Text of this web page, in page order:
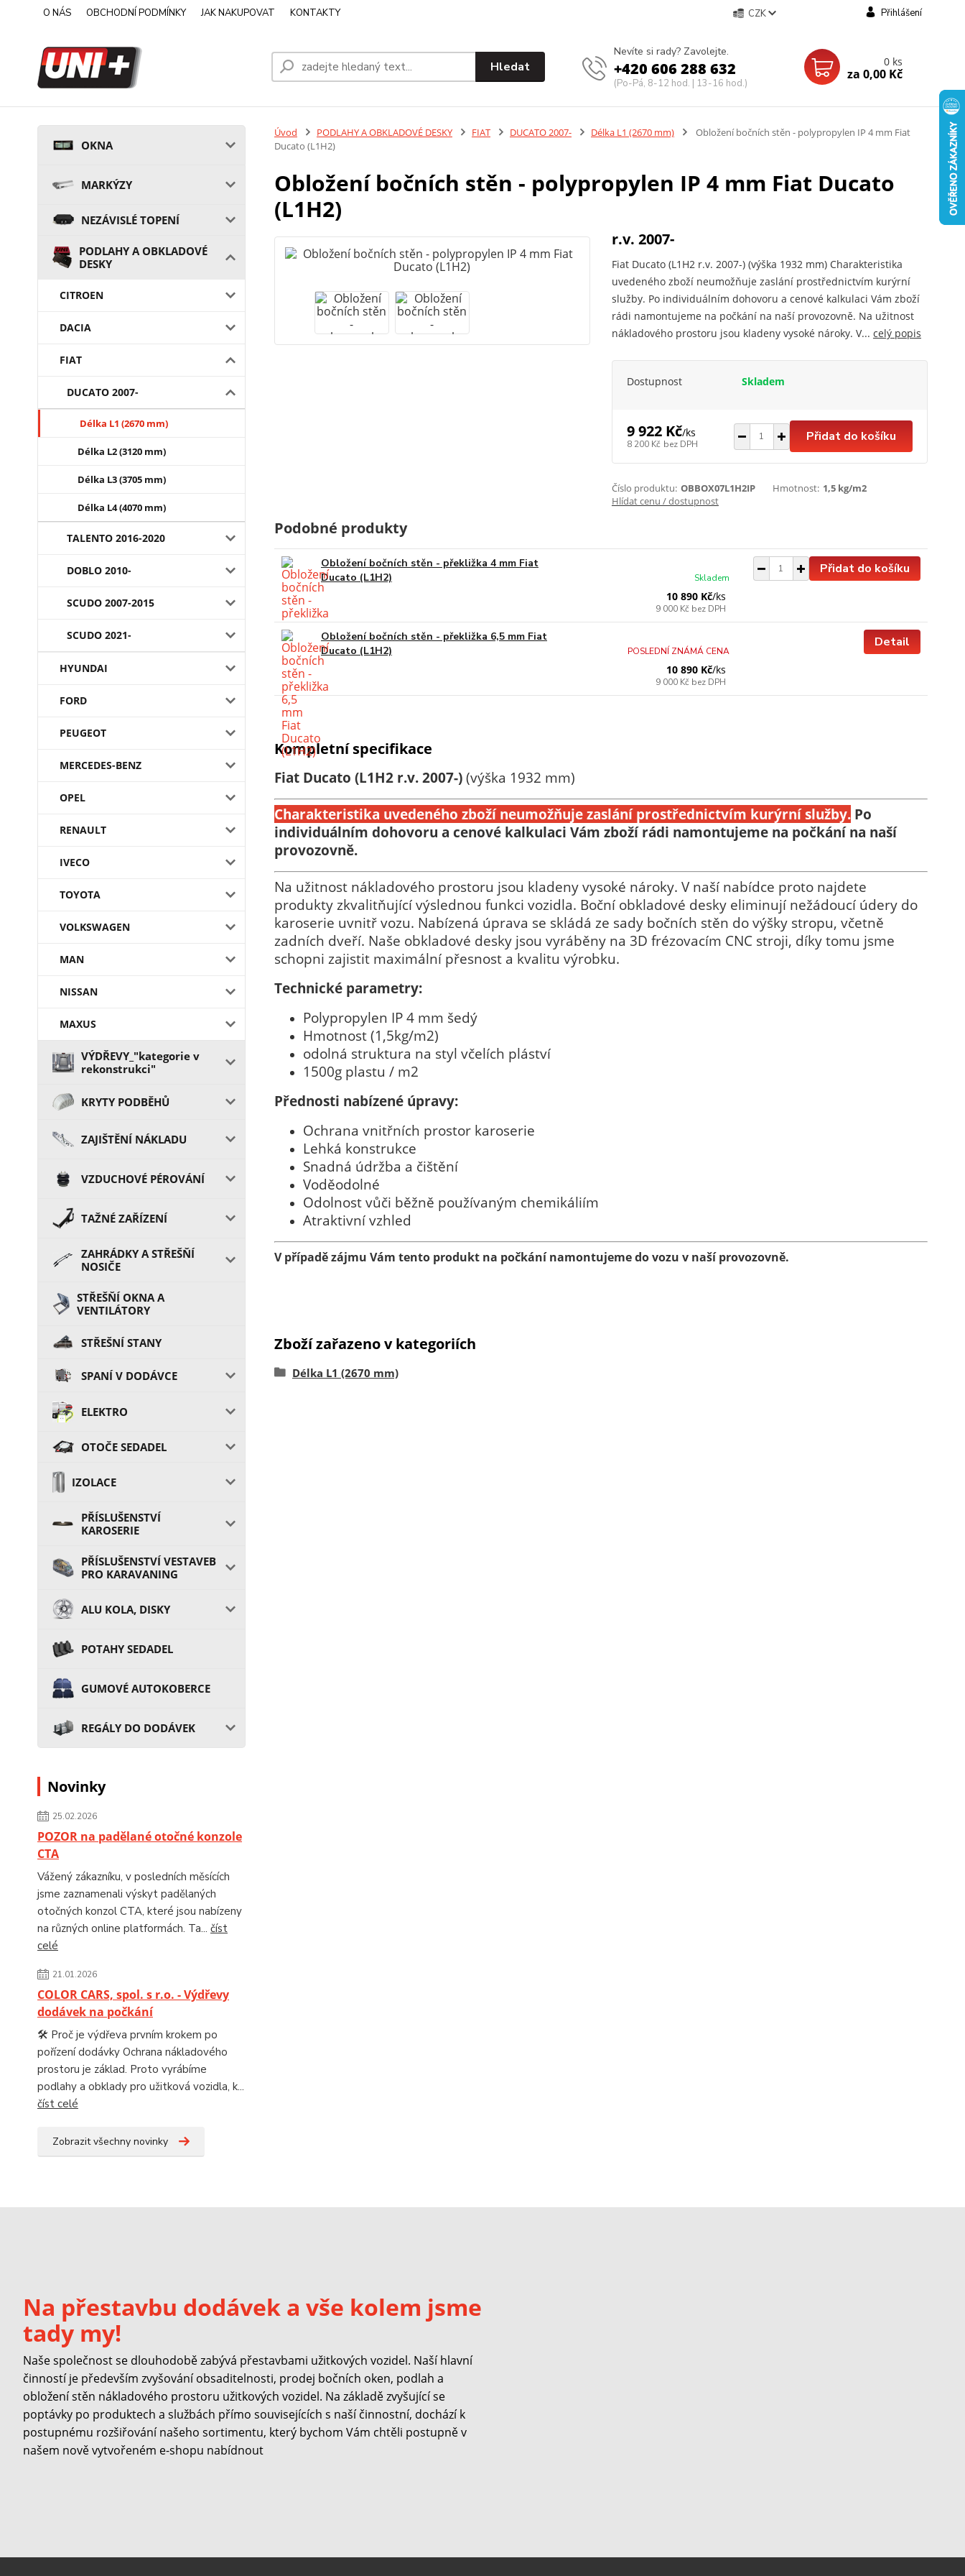
O NÁS OBCHODNÍ PODMÍNKY JAK NAKUPOVAT KONTAKTY CZK Přihlášení
Hledat
Nevíte si rady? Zavolejte.
+420 606 288 632
(Po-Pá, 8-12 hod. | 13-16 hod.)
0 ks
za 0,00 Kč
OKNA
MARKÝZY
NEZÁVISLÉ TOPENÍ
PODLAHY A OBKLADOVÉ
DESKY
CITROEN
DACIA
FIAT
DUCATO 2007-
Délka L1 (2670 mm)
Délka L2 (3120 mm)
Délka L3 (3705 mm)
Délka L4 (4070 mm)
TALENTO 2016-2020
DOBLO 2010-
SCUDO 2007-2015
SCUDO 2021-
HYUNDAI
FORD
PEUGEOT
MERCEDES-BENZ
OPEL
RENAULT
IVECO
TOYOTA
VOLKSWAGEN
MAN
NISSAN
MAXUS
VÝDŘEVY_"kategorie v
rekonstrukci"
KRYTY PODBĚHŮ
ZAJIŠTĚNÍ NÁKLADU
VZDUCHOVÉ PÉROVÁNÍ
TAŽNÉ ZAŘÍZENÍ
ZAHRÁDKY A STŘEŠŇÍ
NOSIČE
STŘEŠŇÍ OKNA A
VENTILÁTORY
STŘEŠNÍ STANY
SPANÍ V DODÁVCE
ELEKTRO
OTOČE SEDADEL
IZOLACE
PŘÍSLUŠENSTVÍ
KAROSERIE
PŘÍSLUŠENSTVÍ VESTAVEB
PRO KARAVANING
ALU KOLA, DISKY
POTAHY SEDADEL
GUMOVÉ AUTOKOBERCE
REGÁLY DO DODÁVEK
Novinky
25.02.2026
POZOR na padělané otočné konzole
CTA
Vážený zákazníku, v posledních měsících
jsme zaznamenali výskyt padělaných
otočných konzol CTA, které jsou nabízeny
na různých online platformách. Ta... číst
celé
21.01.2026
COLOR CARS, spol. s r.o. - Výdřevy
dodávek na počkání
🛠️ Proč je výdřeva prvním krokem po
pořízení dodávky Ochrana nákladového
prostoru je základ. Proto vyrábíme
podlahy a obklady pro užitková vozidla, k...
číst celé
Zobrazit všechny novinky
Úvod PODLAHY A OBKLADOVÉ DESKY FIAT DUCATO 2007- Délka L1 (2670 mm)
Obložení bočních stěn - polypropylen IP 4 mm Fiat
Ducato (L1H2)
Obložení bočních stěn - polypropylen IP 4 mm Fiat Ducato
(L1H2)
r.v. 2007-
Fiat Ducato (L1H2 r.v. 2007-) (výška 1932 mm) Charakteristika
uvedeného zboží neumožňuje zaslání prostřednictvím kurýrní
služby. Po individuálním dohovoru a cenové kalkulaci Vám zboží
rádi namontujeme na počkání na naší provozovně. Na užitnost
nákladového prostoru jsou kladeny vysoké nároky. V... celý popis
Dostupnost Skladem
9 922 Kč/ks
8 200 Kč bez DPH Přidat do košíku
Číslo produktu: OBBOX07L1H2IP Hmotnost: 1,5 kg/m2
Hlídat cenu / dostupnost
Podobné produkty
Obložení bočních stěn - překližka 4 mm Fiat
Ducato (L1H2)
10 890 Kč/ks
9 000 Kč bez DPH
Skladem
Přidat do košíku
Obložení bočních stěn - překližka 6,5 mm Fiat
Ducato (L1H2)
10 890 Kč/ks
9 000 Kč bez DPH
POSLEDNÍ ZNÁMÁ CENA
Detail
Kompletní specifikace
Fiat Ducato (L1H2 r.v. 2007-) (výška 1932 mm)
Charakteristika uvedeného zboží neumožňuje zaslání prostřednictvím kurýrní služby.Po
individuálním dohovoru a cenové kalkulaci Vám zboží rádi namontujeme na počkání na naší
provozovně.
Na užitnost nákladového prostoru jsou kladeny vysoké nároky. V naší nabídce proto najdete
produkty zkvalitňující výslednou funkci vozidla. Boční obkladové desky eliminují nežádoucí údery do
karoserie uvnitř vozu. Nabízená úprava se skládá ze sady bočních stěn do výšky stropu, včetně
zadních dveří. Naše obkladové desky jsou vyráběny na 3D frézovacím CNC stroji, díky tomu jsme
schopni zajistit maximální přesnost a kvalitu výrobku.
Technické parametry:
Polypropylen IP 4 mm šedý
Hmotnost (1,5kg/m2)
odolná struktura na styl včelích pláství
1500g plastu / m2
Přednosti nabízené úpravy:
Ochrana vnitřních prostor karoserie
Lehká konstrukce
Snadná údržba a čištění
Voděodolné
Odolnost vůči běžně používaným chemikáliím
Atraktivní vzhled
V případě zájmu Vám tento produkt na počkání namontujeme do vozu v naší provozovně.
Zboží zařazeno v kategoriích
Délka L1 (2670 mm)
Na přestavbu dodávek a vše kolem jsme
tady my!
Naše společnost se dlouhodobě zabývá přestavbami užitkových vozidel. Naší hlavní
činností je především zvyšování obsaditelnosti, prodej bočních oken, podlah a
obložení stěn nákladového prostoru užitkových vozidel. Na základě zvyšující se
poptávky po produktech a službách přímo souvisejících s naší činnostní, dochází k
postupnému rozšiřování našeho sortimentu, který bychom Vám chtěli postupně v
našem nově vytvořeném e-shopu nabídnout